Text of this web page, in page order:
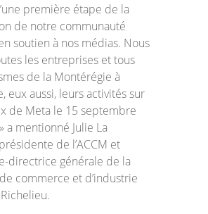
première étape de la
de notre communauté
soutien à nos médias. Nous
les entreprises et tous
de la Montérégie à
eux aussi, leurs activités sur
de Meta le 15 septembre
a mentionné Julie La
de l’ACCM et
directrice générale de la
commerce et d’industrie